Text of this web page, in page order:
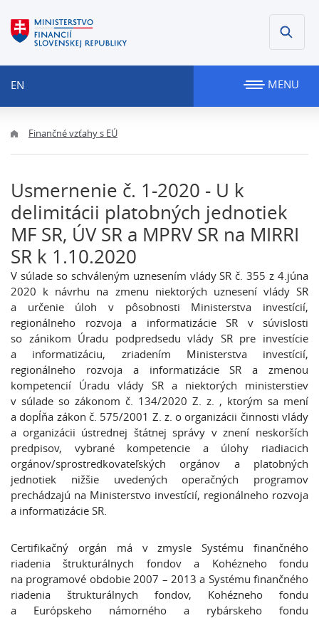
EN MENU
Finančné vzťahy s EÚ
Usmernenie č. 1-2020 - U k
delimitácii platobných jednotiek
MF SR, ÚV SR a MPRV SR na MIRRI
SR k 1.10.2020
V súlade so schváleným uznesením vlády SR č. 355 z 4.júna
2020 k návrhu na zmenu niektorých uznesení vlády SR
a určenie úloh v pôsobnosti Ministerstva investícií,
regionálneho rozvoja a informatizácie SR v súvislosti
so zánikom Úradu podpredsedu vlády SR pre investície
a informatizáciu, zriadením Ministerstva investícií,
regionálneho rozvoja a informatizácie SR a zmenou
kompetencií Úradu vlády SR a niektorých ministerstiev
v súlade so zákonom č. 134/2020 Z. z. , ktorým sa mení
a dopĺňa zákon č. 575/2001 Z. z. o organizácii činnosti vlády
a organizácii ústrednej štátnej správy v znení neskorších
predpisov, vybrané kompetencie a úlohy riadiacich
orgánov/sprostredkovateľských orgánov a platobných
jednotiek nižšie uvedených operačných programov
prechádzajú na Ministerstvo investícií, regionálneho rozvoja
a informatizácie SR.
Certifikačný orgán má v zmysle Systému finančného
riadenia štrukturálnych fondov a Kohézneho fondu
na programové obdobie 2007 – 2013 a Systému finančného
riadenia štrukturálnych fondov, Kohézneho fondu
a Európskeho námorného a rybárskeho fondu